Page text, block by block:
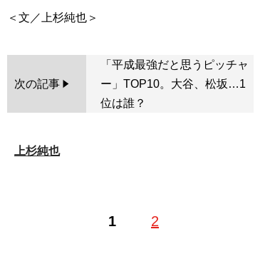
次の記事
「平成最強だと思うピッチャ
ー」TOP10。大谷、松坂…1
位は誰？
上杉純也
1 2